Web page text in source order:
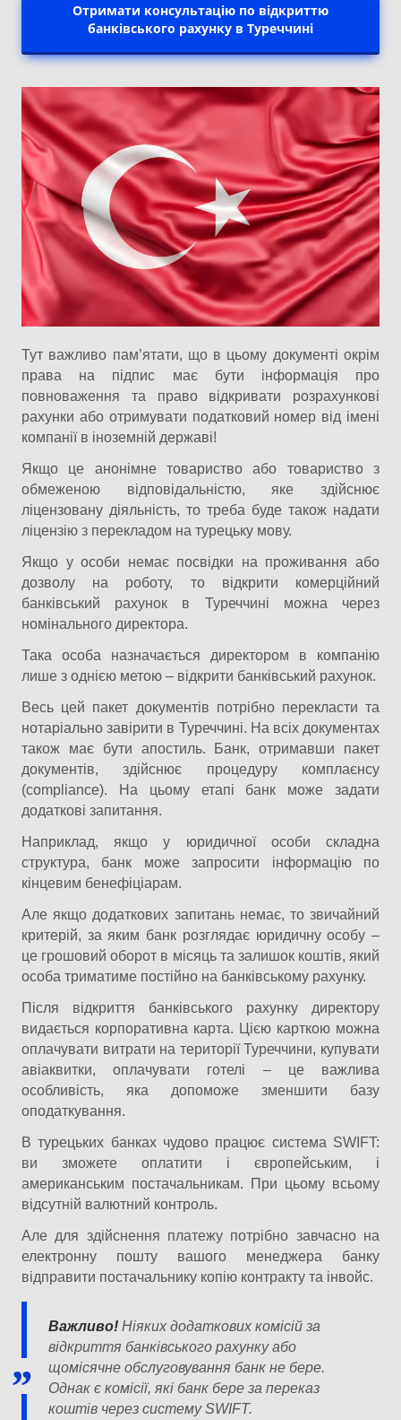
Отримати консультацію по відкриттю
банківського рахунку в Туреччині
Тут важливо пам’ятати, що в цьому документі окрім
права на підпис має бути інформація про
повноваження та право відкривати розрахункові
рахунки або отримувати податковий номер від імені
компанії в іноземній державі!
Якщо це анонімне товариство або товариство з
обмеженою відповідальністю, яке здійснює
ліцензовану діяльність, то треба буде також надати
ліцензію з перекладом на турецьку мову.
Якщо у особи немає посвідки на проживання або
дозволу на роботу, то відкрити комерційний
банківський рахунок в Туреччині можна через
номінального директора.
Така особа назначається директором в компанію
лише з однією метою – відкрити банківський рахунок.
Весь цей пакет документів потрібно перекласти та
нотаріально завірити в Туреччині. На всіх документах
також має бути апостиль. Банк, отримавши пакет
документів, здійснює процедуру комплаєнсу
(compliance). На цьому етапі банк може задати
додаткові запитання.
Наприклад, якщо у юридичної особи складна
структура, банк може запросити інформацію по
кінцевим бенефіціарам.
Але якщо додаткових запитань немає, то звичайний
критерій, за яким банк розглядає юридичну особу –
це грошовий оборот в місяць та залишок коштів, який
особа триматиме постійно на банківському рахунку.
Після відкриття банківського рахунку директору
видається корпоративна карта. Цією карткою можна
оплачувати витрати на території Туреччини, купувати
авіаквитки, оплачувати готелі – це важлива
особливість, яка допоможе зменшити базу
оподаткування.
В турецьких банках чудово працює система SWIFT:
ви зможете оплатити і європейським, і
американським постачальникам. При цьому всьому
відсутній валютний контроль.
Але для здійснення платежу потрібно завчасно на
електронну пошту вашого менеджера банку
відправити постачальнику копію контракту та інвойс.
Важливо! Ніяких додаткових комісій за
відкриття банківського рахунку або
щомісячне обслуговування банк не бере.
Однак є комісії, які банк бере за переказ
коштів через систему SWIFT.